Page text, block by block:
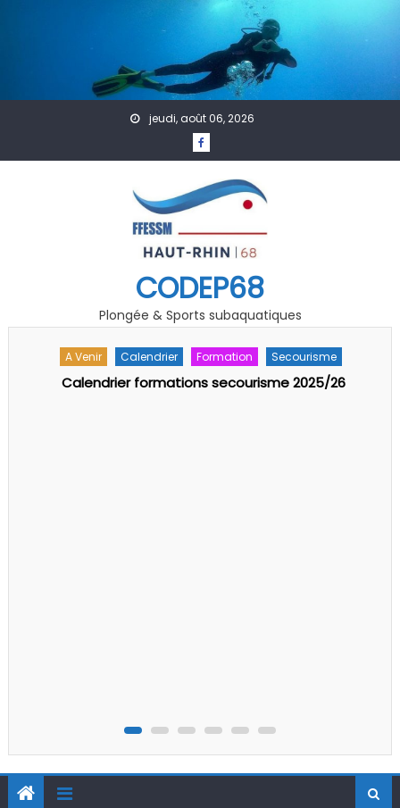
jeudi, août 06, 2026
CODEP68
Plongée & Sports subaquatiques
A Venir Actualités PSP
PSP : Formation arbitre /juge fédéral 1er degré